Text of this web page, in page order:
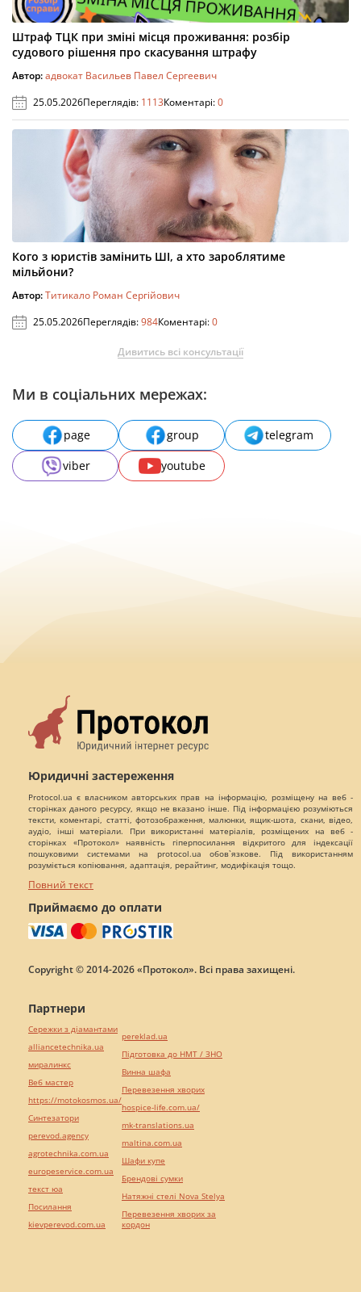
Штраф ТЦК при зміні місця проживання: розбір
судового рішення про скасування штрафу
Автор:адвокат Васильев Павел Сергеевич
25.05.2026Переглядів: 1113Коментарі:0
Кого з юристів замінить ШІ, а хто зароблятиме
мільйони?
Автор:Титикало Роман Сергійович
25.05.2026Переглядів:984Коментарі:0
Дивитись всі консультації
Ми в соціальних мережах:
page group
telegram
viber
youtube
Юридичні застереження
Protocol.ua є власником авторських прав на інформацію, розміщену на веб -
сторінках даного ресурсу, якщо не вказано інше. Під інформацією розуміються
тексти, коментарі, статті, фотозображення, малюнки, ящик-шота, скани, відео,
аудіо, інші матеріали. При використанні матеріалів, розміщених на веб -
сторінках «Протокол» наявність гіперпосилання відкритого для індексації
пошуковими системами на protocol.ua обов`язкове. Під використанням
розуміється копіювання, адаптація, рерайтинг, модифікація тощо.
Повний текст
Приймаємо до оплати
Copyright © 2014-2026 «Протокол». Всі права захищені.
Партнери
Сережки з діамантами
alliancetechnika.ua
миралинкс
Веб мастер
https://motokosmos.ua/
Синтезатори
perevod.agency
agrotechnika.com.ua
europeservice.com.ua
текст юа
Посилання
kievperevod.com.ua
pereklad.ua
Підготовка до НМТ / ЗНО
Винна шафа
Перевезення хворих
hospice-life.com.ua/
mk-translations.ua
maltina.com.ua
Шафи купе
Брендові сумки
Натяжні стелі Nova Stelya
Перевезення хворих за
кордон